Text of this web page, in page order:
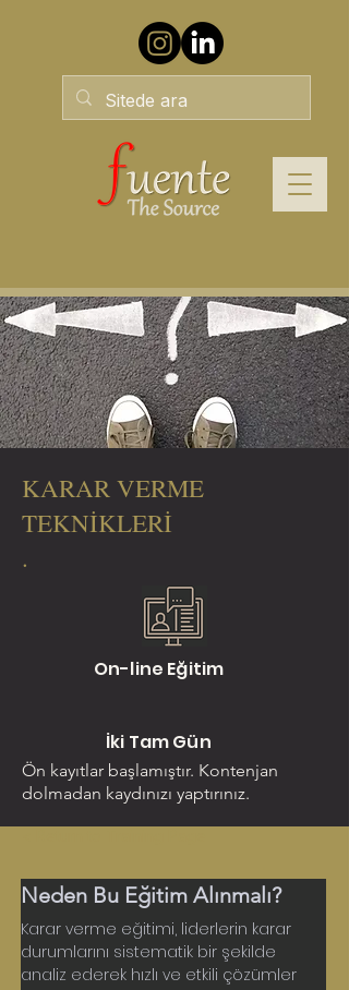
KARAR VERME
TEKNİKLERİ
.
On-line Eğitim
İki Tam Gün
Ön kayıtlar başlamıştır. Kontenjan
dolmadan kaydınızı yaptırınız.
Neden Bu Eğitim Alınmalı?
Karar verme eğitimi, liderlerin karar
durumlarını sistematik bir şekilde
analiz ederek hızlı ve etkili çözümler